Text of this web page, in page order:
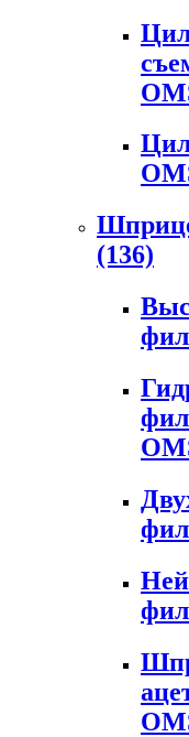
(136)